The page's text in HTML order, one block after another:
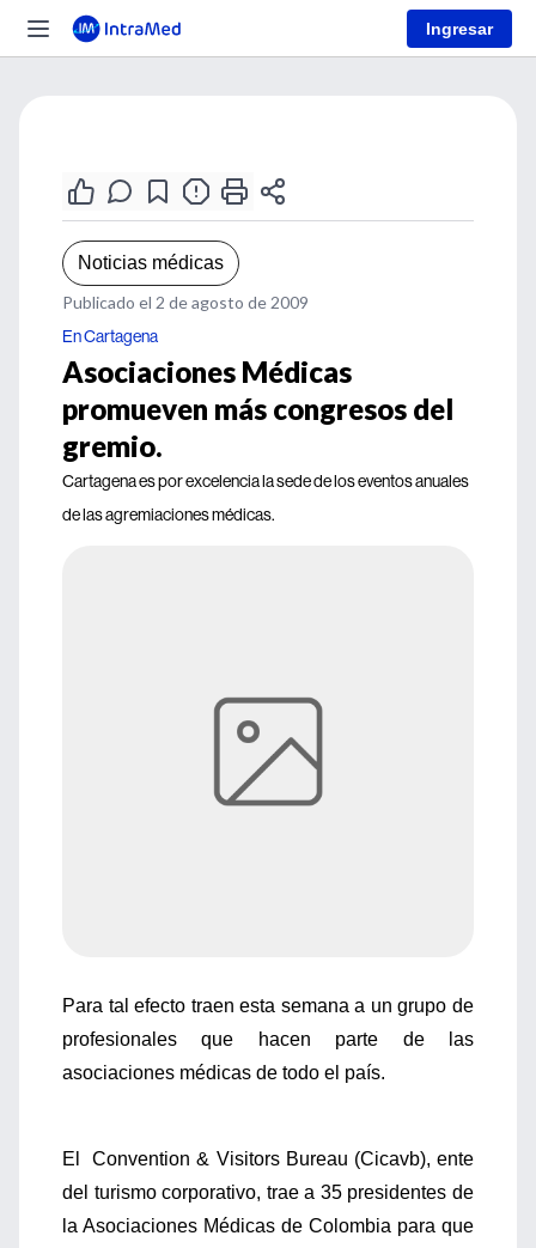
Ingresar
Noticias médicas
Publicado el 2 de agosto de 2009
En Cartagena
Asociaciones Médicas
promueven más congresos del
gremio.
Cartagena es por excelencia la sede de los eventos anuales
de las agremiaciones médicas.
Para tal efecto traen esta semana a un grupo de
profesionales que hacen parte de las
asociaciones médicas de todo el país.
El Convention & Visitors Bureau (Cicavb), ente
del turismo corporativo, trae a 35 presidentes de
la Asociaciones Médicas de Colombia para que